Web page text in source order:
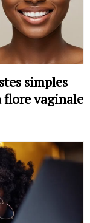
simples
flore vaginale